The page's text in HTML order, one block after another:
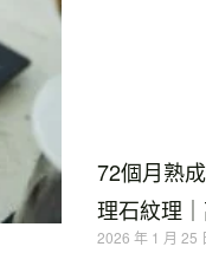
72個月熟
理石紋理
2026 年 1 月 25